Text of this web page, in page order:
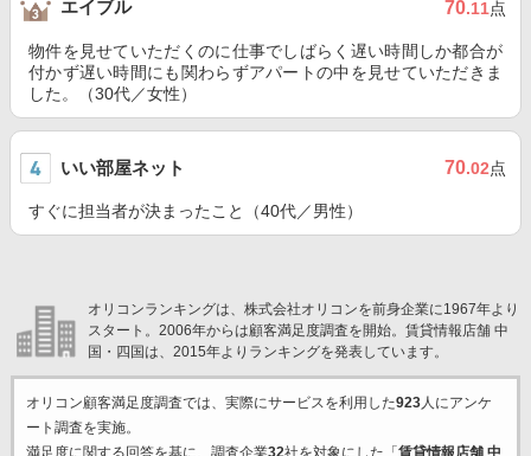
エイブル 70.11点
物件を見せていただくのに仕事でしばらく遅い時間しか都合が
付かず遅い時間にも関わらずアパートの中を見せていただきま
した。（30代／女性）
いい部屋ネット 70.02点
すぐに担当者が決まったこと（40代／男性）
オリコンランキングは、株式会社オリコンを前身企業に1967年より
スタート。2006年からは顧客満足度調査を開始。賃貸情報店舗 中
国・四国は、2015年よりランキングを発表しています。
オリコン顧客満足度調査では、実際にサービスを利用した923人にアンケ
ート調査を実施。
満足度に関する回答を基に、調査企業32社を対象にした「 賃貸情報店舗 中